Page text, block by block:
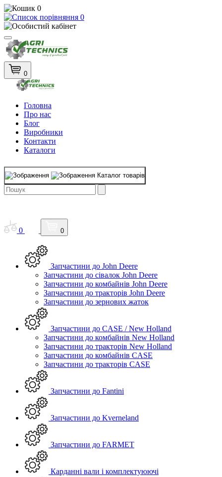
0
0
0
Головна
Про нас
Блог
Виробники
Контакти
Каталоги
Каталог товарів
0 0
Запчастини до John Deere
Запчастини до сівалок John Deere
Запчастини до комбайнів John Deere
Запчастини до тракторів John Deere
Запчастини до зернових жаток
Запчастини до CASE / New Holland
Запчастини до комбайнів New Holland
Запчастини до тракторів New Holland
Запчастини до комбайнів CASE
Запчастини до тракторів CASE
Запчастини до Fantini
Запчастини до Kverneland
Запчастини до FARMET
Карданні вали і комплектуюючі